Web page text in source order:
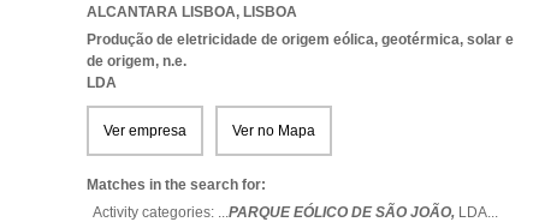
ALCANTARA LISBOA, LISBOA
Produção de eletricidade de origem eólica, geotérmica, solar e
de origem, n.e.
LDA
Ver empresa Ver no Mapa
Matches in the search for:
Activity categories: ...PARQUE EÓLICO DE SÃO JOÃO, LDA...